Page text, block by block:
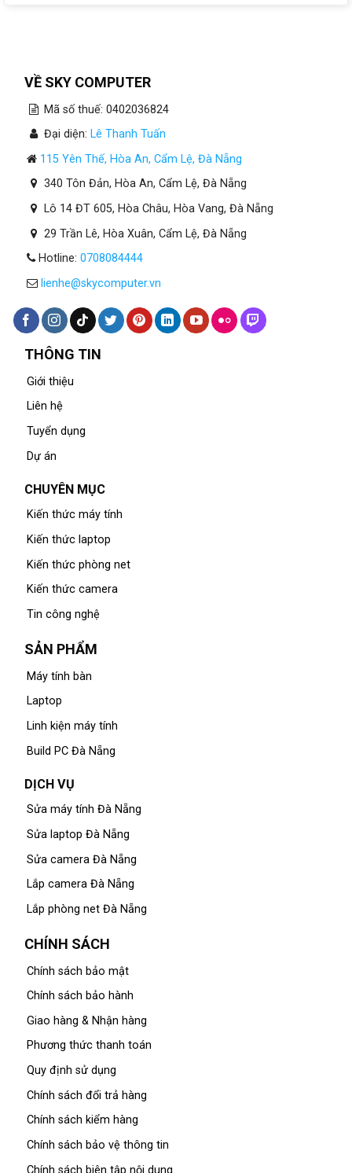
VỀ SKY COMPUTER
Mã số thuế: 0402036824
Đại diện: Lê Thanh Tuấn
115 Yên Thế, Hòa An, Cẩm Lệ, Đà Nẵng
340 Tôn Đản, Hòa An, Cẩm Lệ, Đà Nẵng
Lô 14 ĐT 605, Hòa Châu, Hòa Vang, Đà Nẵng
29 Trần Lê, Hòa Xuân, Cẩm Lệ, Đà Nẵng
Hotline: 0708084444
lienhe@skycomputer.vn
THÔNG TIN
Giới thiệu
Liên hệ
Tuyển dụng
Dự án
CHUYÊN MỤC
Kiến thức máy tính
Kiến thức laptop
Kiến thức phòng net
Kiến thức camera
Tin công nghệ
SẢN PHẨM
Máy tính bàn
Laptop
Linh kiện máy tính
Build PC Đà Nẵng
DỊCH VỤ
Sửa máy tính Đà Nẵng
Sửa laptop Đà Nẵng
Sửa camera Đà Nẵng
Lắp camera Đà Nẵng
Lắp phòng net Đà Nẵng
CHÍNH SÁCH
Chính sách bảo mật
Chính sách bảo hành
Giao hàng & Nhận hàng
Phương thức thanh toán
Quy định sử dụng
Chính sách đổi trả hàng
Chính sách kiểm hàng
Chính sách bảo vệ thông tin
Chính sách biên tập nội dung